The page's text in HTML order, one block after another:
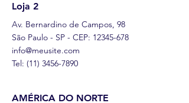
Loja 2
Av. Bernardino de Campos, 98
São Paulo - SP - CEP: 12345-678
info@meusite.com
Tel: (11) 3456-7890
AMÉRICA DO NORTE